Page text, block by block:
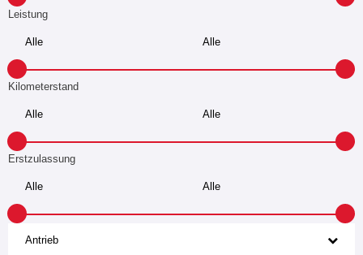
Leistung
Kilometerstand
Erstzulassung
Antrieb